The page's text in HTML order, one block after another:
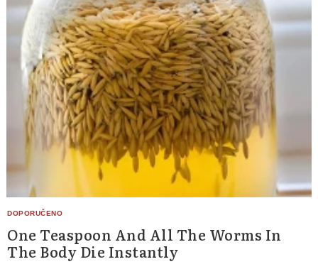
One Teaspoon And All The Worms In
The Body Die Instantly